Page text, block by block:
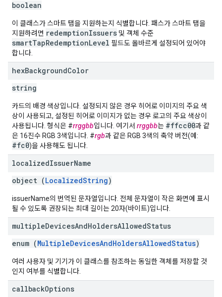
boolean
이 클래스가 스마트 탭을 지원하는지 식별합니다. 패스가 스마트 탭을
지원하려면 redemptionIssuers 및 객체 수준
smartTapRedemptionLevel 필드도 올바르게 설정되어 있어야
합니다.
hexBackgroundColor
string
카드의 배경 색상입니다. 설정되지 않은 경우 히어로 이미지의 주요 색
상이 사용되고, 설정된 히어로 이미지가 없는 경우 로고의 주요 색상이
사용됩니다. 형식은 #rrggbb입니다. 여기서 rrggbb는 #ffcc00과 같
은 16진수 RGB 3색입니다. #rgb과 같은 RGB 3색의 축약 버전(예:
#fc0)을 사용해도 됩니다.
localizedIssuerName
object (LocalizedString)
issuerName의 번역된 문자열입니다. 전체 문자열이 작은 화면에 표시
될 수 있도록 권장되는 최대 길이는 20자(바이트)입니다.
multipleDevicesAndHoldersAllowedStatus
enum (MultipleDevicesAndHoldersAllowedStatus)
여러 사용자 및 기기가 이 클래스를 참조하는 동일한 객체를 저장할 것
인지 여부를 식별합니다.
callbackOptions